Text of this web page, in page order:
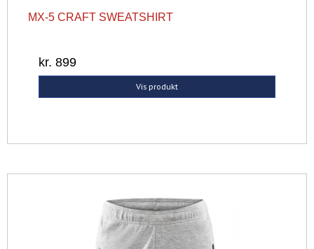
MX-5 CRAFT SWEATSHIRT
kr. 899
Vis produkt